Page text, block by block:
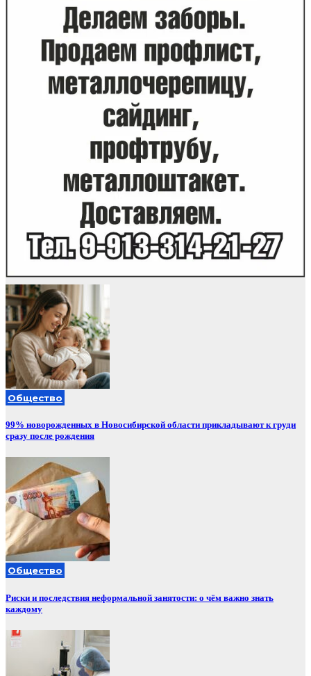
Общество
99% новорожденных в Новосибирской области прикладывают к груди
сразу после рождения
Общество
Риски и последствия неформальной занятости: о чём важно знать
каждому